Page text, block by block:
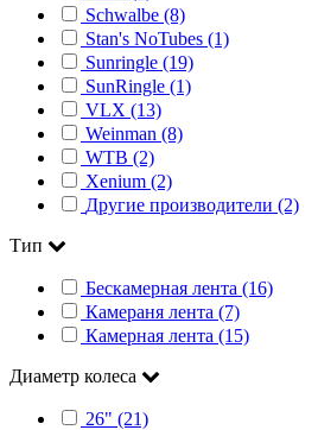
Schwalbe (8)
Stan's NoTubes (1)
Sunringle (19)
SunRingle (1)
VLX (13)
Weinman (8)
WTB (2)
Xenium (2)
Другие производители (2)
Тип
Бескамерная лента (16)
Камераня лента (7)
Камерная лента (15)
Диаметр колеса
26" (21)